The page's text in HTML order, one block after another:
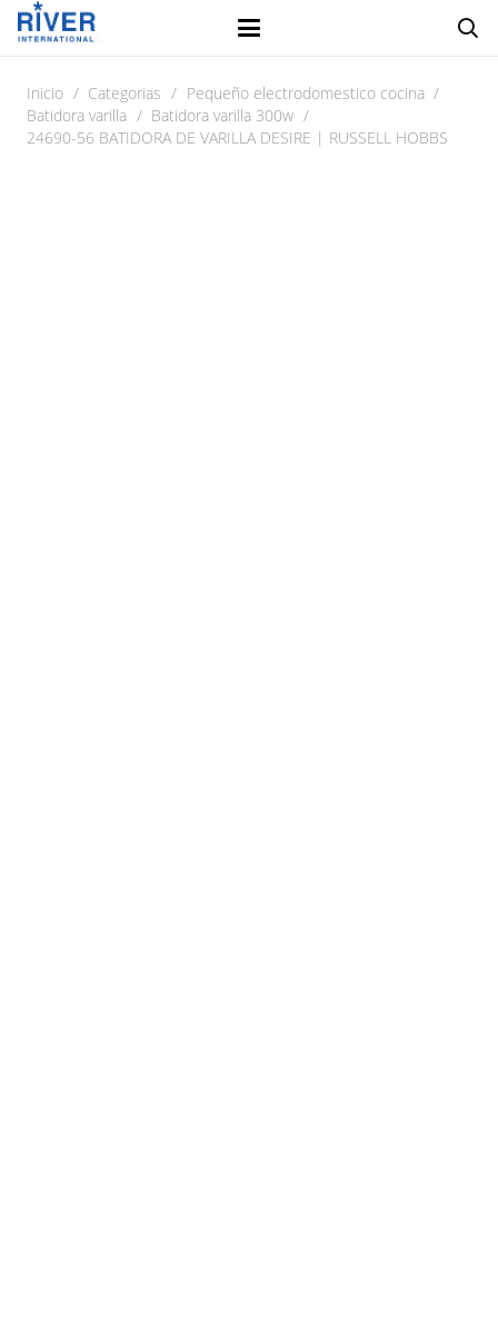
Inicio / Categorias / Pequeño electrodomestico cocina /
Batidora varilla / Batidora varilla 300w /
24690-56 BATIDORA DE VARILLA DESIRE | RUSSELL HOBBS